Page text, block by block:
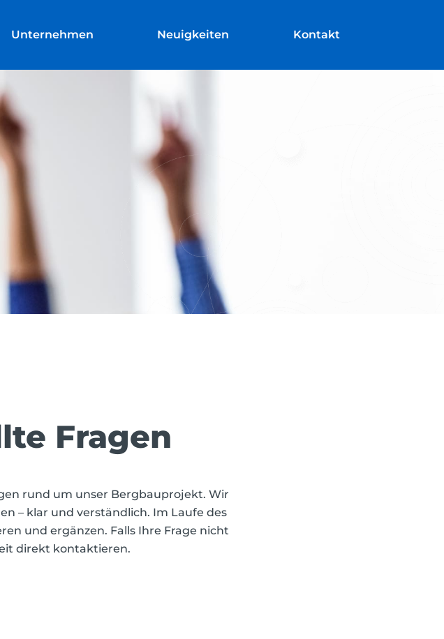
Unternehmen Neuigkeiten Kontakt
Fragen
rund um unser Bergbauprojekt. Wir
– klar und verständlich. Im Laufe des
und ergänzen. Falls Ihre Frage nicht
direkt kontaktieren.